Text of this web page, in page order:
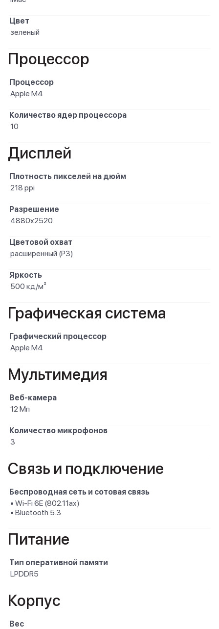
Цвет
зеленый
Процессор
Процессор
Apple M4
Количество ядер процессора
10
Дисплей
Плотность пикселей на дюйм
218 ppi
Разрешение
4880x2520
Цветовой охват
расширенный (P3)
Яркость
500 кд/м²
Графическая система
Графический процессор
Apple M4
Мультимедия
Веб-камера
12 Мп
Количество микрофонов
3
Связь и подключение
Беспроводная сеть и сотовая связь
• Wi-Fi 6E (802.11ax)
• Bluetooth 5.3
Питание
Тип оперативной памяти
LPDDR5
Корпус
Вес